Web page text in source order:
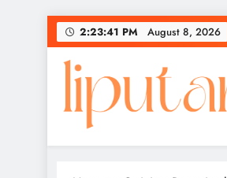
Skip
to
content
2:23:42 PM August 8, 2026